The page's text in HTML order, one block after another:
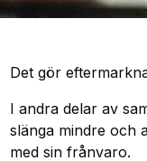
Det gör
I andra delar av
slänga mindre och
med sin frånvaro.